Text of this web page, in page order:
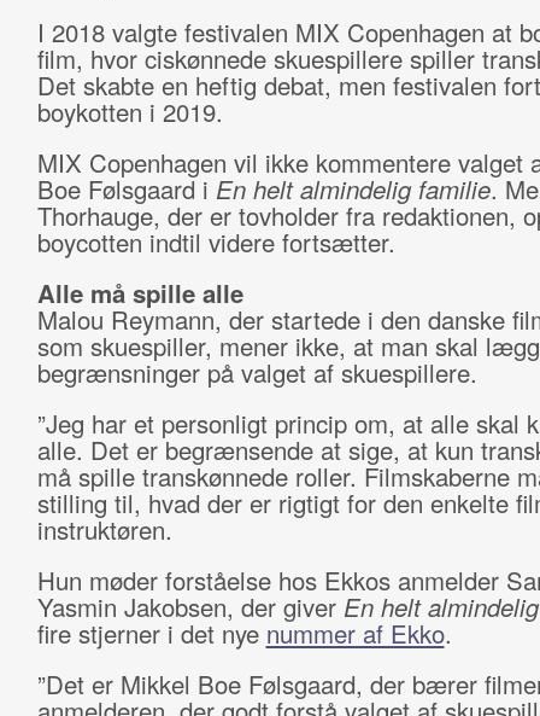
I 2018 valgte festivalen MIX Copenhagen at
film, hvor ciskønnede skuespillere spiller
Det skabte en heftig debat, men festivalen
boykotten i 2019.
MIX Copenhagen vil ikke kommentere valget
Boe Følsgaard i En helt almindelig familie.
Thorhauge, der er tovholder fra redaktionen,
boycotten indtil videre fortsætter.
Alle må spille alle
Malou Reymann, der startede i den danske
som skuespiller, mener ikke, at man skal
begrænsninger på valget af skuespillere.
”Jeg har et personligt princip om, at alle skal
alle. Det er begrænsende at sige, at kun
må spille transkønnede roller. Filmskaberne
stilling til, hvad der er rigtigt for den enkelte
instruktøren.
Hun møder forståelse hos Ekkos anmelder
Yasmin Jakobsen, der giver En helt
fire stjerner i det nye nummer af Ekko.
”Det er Mikkel Boe Følsgaard, der bærer